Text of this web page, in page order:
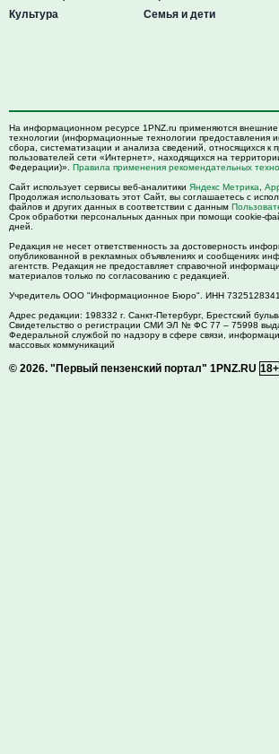
Культура
Семья и дети
На информационном ресурсе 1PNZ.ru применяются
технологии (информационные технологии предоставления
сбора, систематизации и анализа сведений, относящихся к
пользователей сети «Интернет», находящихся на
Федерации)». Правила применения рекомендательных
Сайт использует сервисы веб-аналитики Яндекс Метрика
Продолжая использовать этот Сайт, вы соглашаетесь с
файлов и других данных в соответствии с данным
Срок обработки персональных данных при помощи cookie-
дней.
Редакция не несет ответственность за достоверность
опубликованной в рекламных объявлениях и сообщениях
агентств. Редакция не предоставляет справочной
материалов только по согласованию с редакцией.
Учредитель ООО "Информационное Бюро". ИНН
Адрес редакции: 198332 г. Санкт-Петербург, Брестский
Свидетельство о регистрации СМИ ЭЛ № ФС 77 – 75998
Федеральной службой по надзору в сфере связи,
массовых коммуникаций
© 2026. "Первый пензенский портал" 1PNZ.RU 18+